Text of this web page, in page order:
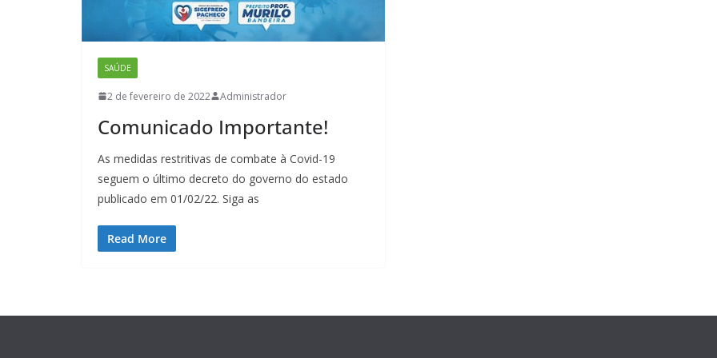
SAÚDE
2 de fevereiro de 2022 Administrador
Comunicado Importante!
As medidas restritivas de combate à Covid-19
seguem o último decreto do governo do estado
publicado em 01/02/22. Siga as
Read More